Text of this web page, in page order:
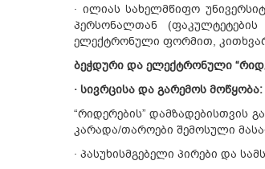
· ილიას სახელმწიფო
პერსონალთან
ელექტრონული ფორმით,
ბეჭდური და ელექტრონული
· სივრცისა და გარემოს მოწყობა:
“რიდერების” დამზადებისთვის
კარადა/თაროები შემოსული
· პასუხისმგებელი პირები და